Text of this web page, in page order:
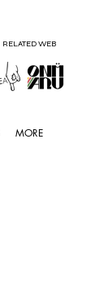
RELATED WEB
MORE